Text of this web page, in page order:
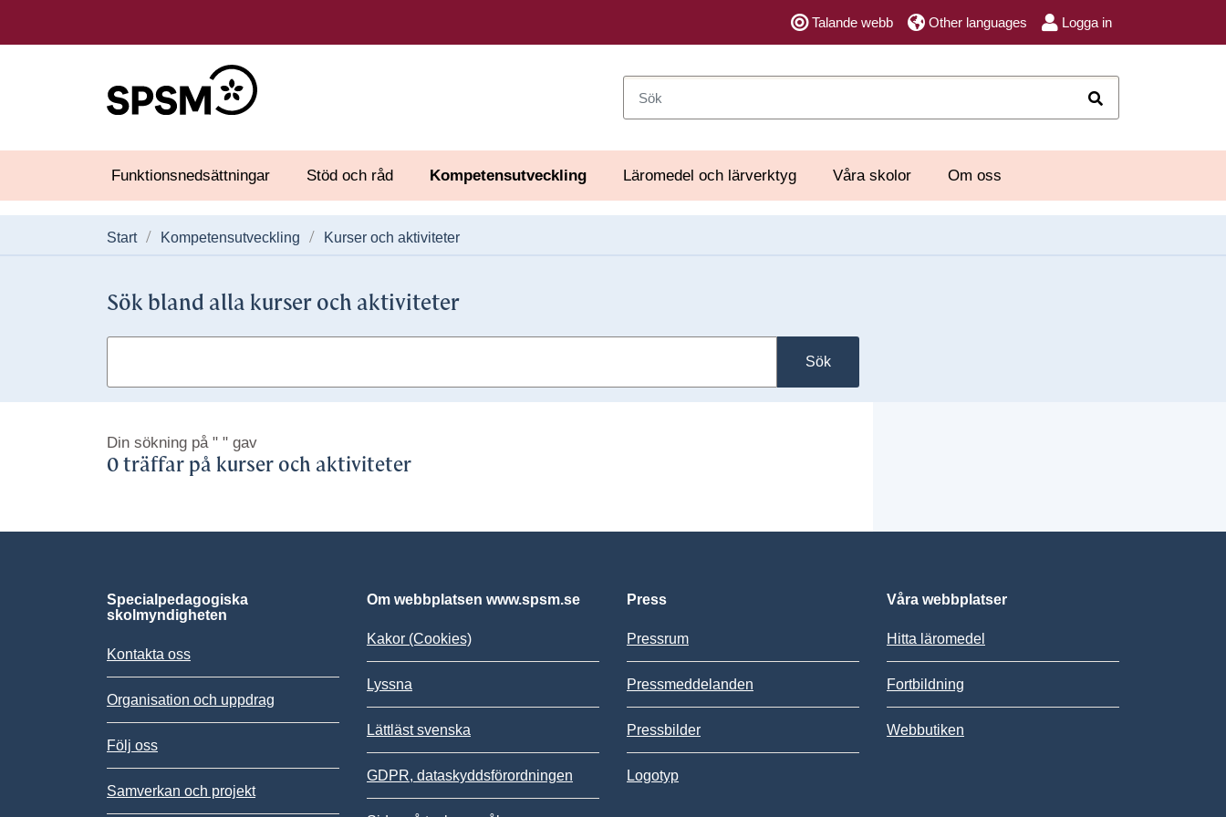
Talande webb Other languages Logga in
Funktionsnedsättningar Stöd och råd Kompetensutveckling Läromedel och lärverktyg Våra skolor Om oss
Start Kompetensutveckling Kurser och aktiviteter
Sök bland alla kurser och aktiviteter
Sök
Din sökning på " " gav
0 träffar på kurser och aktiviteter
Specialpedagogiska
skolmyndigheten
Kontakta oss
Organisation och uppdrag
Följ oss
Samverkan och projekt
Om webbplatsen www.spsm.se
Kakor (Cookies)
Lyssna
Lättläst svenska
GDPR, dataskyddsförordningen
Press
Pressrum
Pressmeddelanden
Pressbilder
Logotyp
Våra webbplatser
Hitta läromedel
Fortbildning
Webbutiken